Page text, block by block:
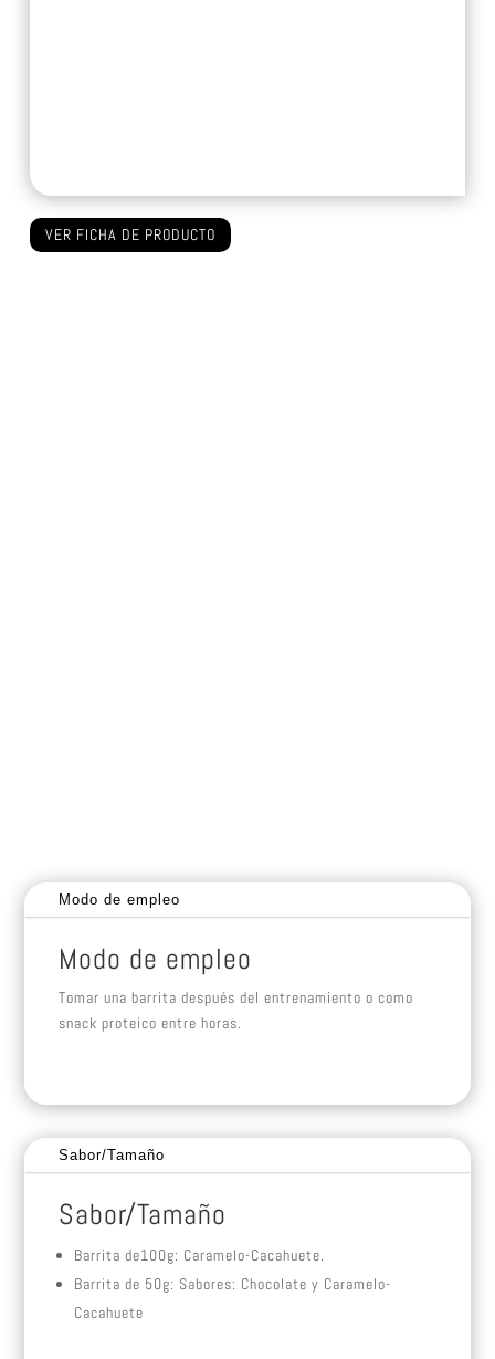
VER FICHA DE PRODUCTO
Modo de empleo
Modo de empleo
Tomar una barrita después del entrenamiento o como
snack proteico entre horas.
Sabor/Tamaño
Sabor/Tamaño
Barrita de100g: Caramelo-Cacahuete.
Barrita de 50g: Sabores: Chocolate y Caramelo-
Cacahuete